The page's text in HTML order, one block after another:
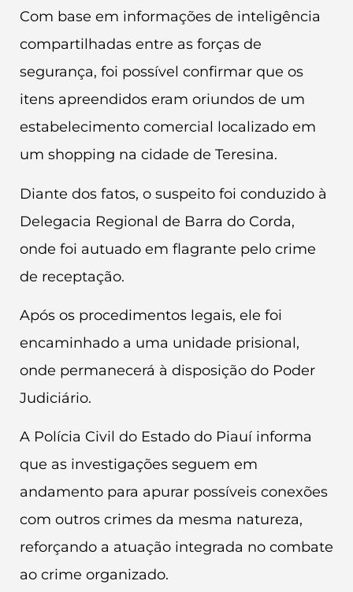
Com base em informações de inteligência
compartilhadas entre as forças de
segurança, foi possível confirmar que os
itens apreendidos eram oriundos de um
estabelecimento comercial localizado em
um shopping na cidade de Teresina.
Diante dos fatos, o suspeito foi conduzido à
Delegacia Regional de Barra do Corda,
onde foi autuado em flagrante pelo crime
de receptação.
Após os procedimentos legais, ele foi
encaminhado a uma unidade prisional,
onde permanecerá à disposição do Poder
Judiciário.
A Polícia Civil do Estado do Piauí informa
que as investigações seguem em
andamento para apurar possíveis conexões
com outros crimes da mesma natureza,
reforçando a atuação integrada no combate
ao crime organizado.